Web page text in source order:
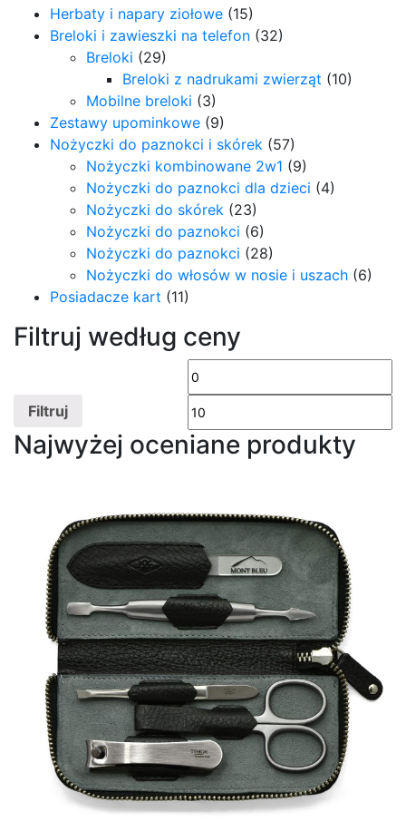
Herbaty i napary ziołowe (15)
Breloki i zawieszki na telefon (32)
Breloki (29)
Breloki z nadrukami zwierząt (10)
Mobilne breloki (3)
Zestawy upominkowe (9)
Nożyczki do paznokci i skórek (57)
Nożyczki kombinowane 2w1 (9)
Nożyczki do paznokci dla dzieci (4)
Nożyczki do skórek (23)
Nożyczki do paznokci (6)
Nożyczki do paznokci (28)
Nożyczki do włosów w nosie i uszach (6)
Posiadacze kart (11)
Filtruj według ceny
Cena
Filtruj
Najwyżej oceniane produkty